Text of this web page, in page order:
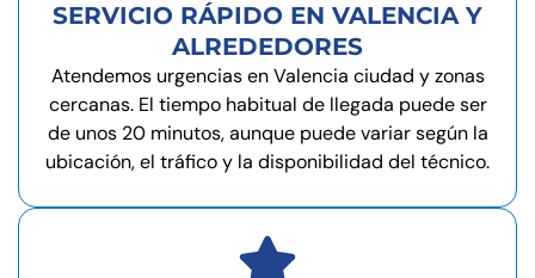
SERVICIO RÁPIDO EN VALENCIA Y
ALREDEDORES
Atendemos urgencias en Valencia ciudad y zonas
cercanas. El tiempo habitual de llegada puede ser
de unos 20 minutos, aunque puede variar según la
ubicación, el tráfico y la disponibilidad del técnico.